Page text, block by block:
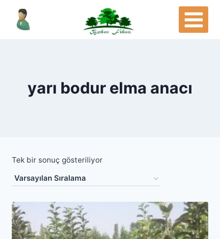
content
yarı bodur elma anacı
Tek bir sonuç gösteriliyor